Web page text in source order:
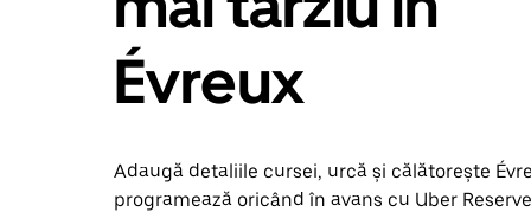
Évreux
Adaugă detaliile cursei, urcă și călătorește
programează oricând în avans cu Uber